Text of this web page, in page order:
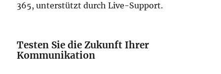
365, unterstützt durch Live-Support.
Testen Sie die Zukunft Ihrer
Kommunikation